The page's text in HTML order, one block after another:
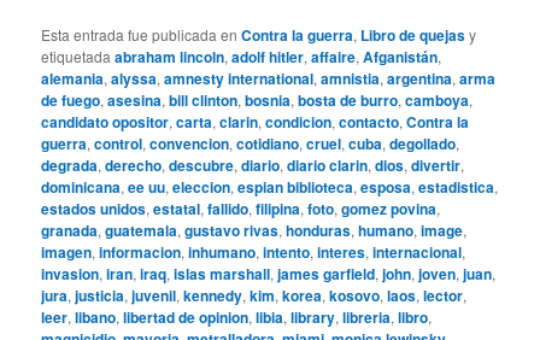
Esta entrada fue publicada enContra la guerra, Libro de quejasy
etiquetadaabraham lincoln,adolf hitler,affaire,Afganistán,
alemania,alyssa,amnesty international,amnistia,argentina,arma
de fuego,asesina,bill clinton,bosnia,bosta de burro,camboya,
candidato opositor,carta,clarin,condicion,contacto,Contra la
guerra,control,convencion,cotidiano,cruel,cuba,degollado,
degrada,derecho,descubre,diario,diario clarin,dios,divertir,
dominicana,ee uu,eleccion,espian biblioteca,esposa,estadistica,
estados unidos,estatal,fallido,filipina,foto,gomez povina,
granada,guatemala,gustavo rivas,honduras,humano,image,
imagen,informacion,inhumano,intento,interes,internacional,
invasion,iran,iraq,islas marshall,james garfield,john,joven,juan,
jura,justicia,juvenil,kennedy,kim,korea,kosovo,laos,lector,
leer,libano,libertad de opinion,libia,library,libreria,libro,